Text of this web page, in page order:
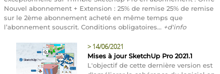
Nouvel abonnement + Extension : 25% de remise 25% de remise
sur le 2ème abonnement acheté en même temps que
l’abonnement souscrit. Conditions obligatoires... +d'info
> 14/06/2021
Mises à jour SketchUp Pro 2021.1
L'objectif de cette dernière version est